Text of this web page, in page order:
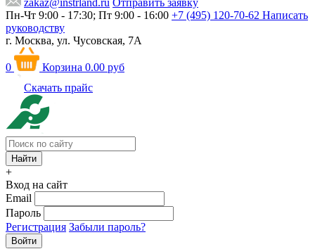
zakaz@instrland.ru Отправить заявку
Пн-Чт 9:00 - 17:30; Пт 9:00 - 16:00 +7 (495) 120-70-62 Написать
руководству
г. Москва, ул. Чусовская, 7А
0 Корзина 0.00 руб
Скачать прайс
+
Вход на сайт
Email
Пароль
Регистрация Забыли пароль?
Войти